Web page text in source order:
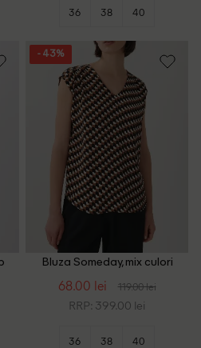
36 38 40
- 43%
Bluza Someday, mix culori
68.00 lei 119.00 lei
RRP: 399.00 lei
36 38 40